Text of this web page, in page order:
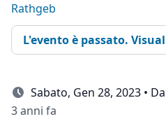
Rathgeb
L'evento è passato.
Sabato, Gen 28, 2023 •
3 anni fa